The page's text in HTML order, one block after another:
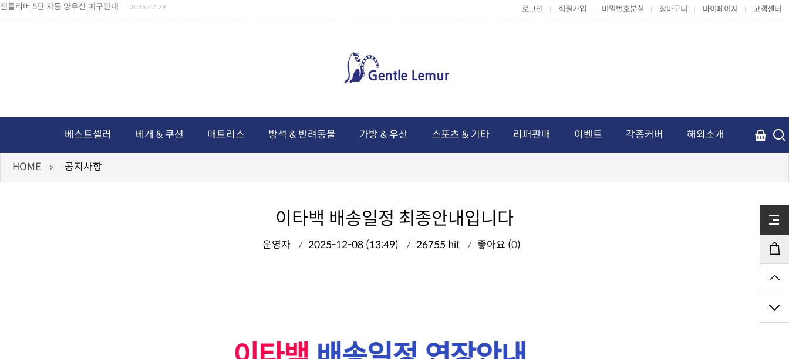
젠틀리머 5단 자동 양우산 예구안내 2026.07.29
젠틀리머 메모리제품 가격인상 안내 2026.07.27
독서쿠션 2차 예구안내 2026.08.04
로그인 회원가입 비밀번호분실 장바구니 마이페이지 고객센터
베스트셀러 베개 & 쿠션 매트리스 방석 & 반려동물 가방 & 우산 스포츠 & 기타 리퍼판매 이벤트 각종커버 해외소개
HOME 공지사항
이타백 배송일정 최종안내입니다
운영자 2025-12-08 (13:49) 26755 hit 좋아요 (0)